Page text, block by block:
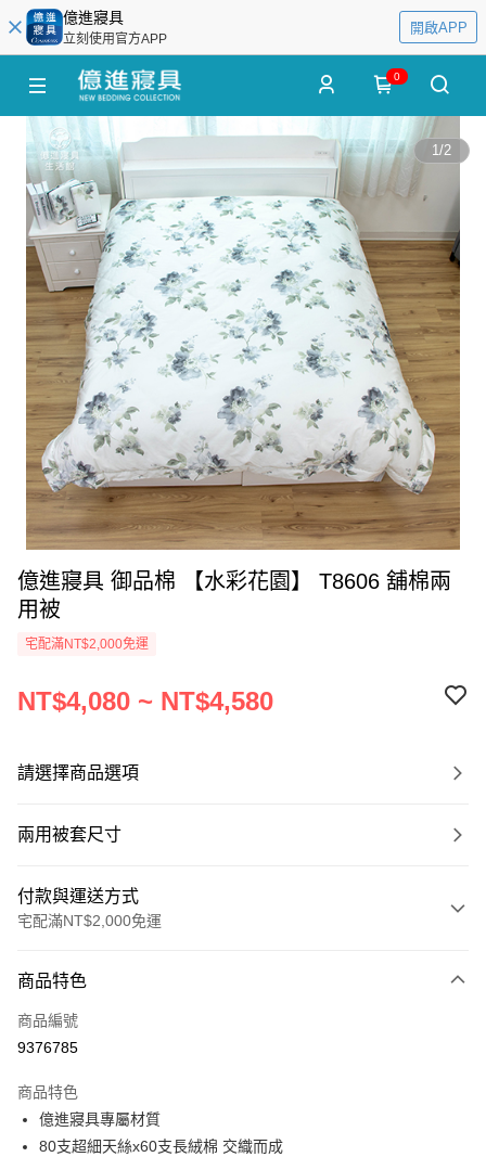
億進寢具
立刻使用官方APP
開啟APP
0
1/2
億進寢具 御品棉 【水彩花園】 T8606 舖棉兩
用被
宅配滿NT$2,000免運
NT$4,080 ~ NT$4,580
請選擇商品選項
兩用被套尺寸
付款與運送方式
宅配滿NT$2,000免運
信用卡一次付款
信用卡分期付款
合作金庫商業銀行
華南商業銀行
上海商業儲蓄銀行
台北富邦商業銀行
6 期 0 利率 每期
LINE Pay
商品特色
商品編號
9376785
商品特色
億進寢具專屬材質
80支超細天絲x60支長絨棉 交織而成